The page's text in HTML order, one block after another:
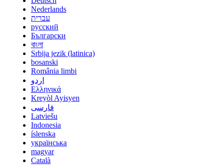
Nederlands
עברית
русский
Български
বাংলা
Srbija jezik (latinica)
bosanski
România limbi
اردو
Ελληνικά
Kreyòl Ayisyen
فارسی
Latviešu
Indonesia
íslenska
українська
magyar
Català